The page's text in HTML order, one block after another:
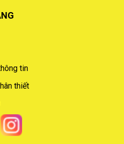
tin
thiết